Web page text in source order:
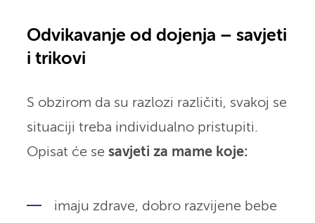
Odvikavanje od dojenja – savjeti
i trikovi
S obzirom da su razlozi različiti, svakoj se
situaciji treba individualno pristupiti.
Opisat će se savjeti za mame koje:
imaju zdrave, dobro razvijene bebe